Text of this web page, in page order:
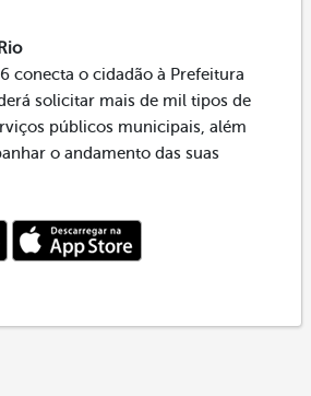
conecta o cidadão à Prefeitura
solicitar mais de mil tipos de
públicos municipais, além
o andamento das suas